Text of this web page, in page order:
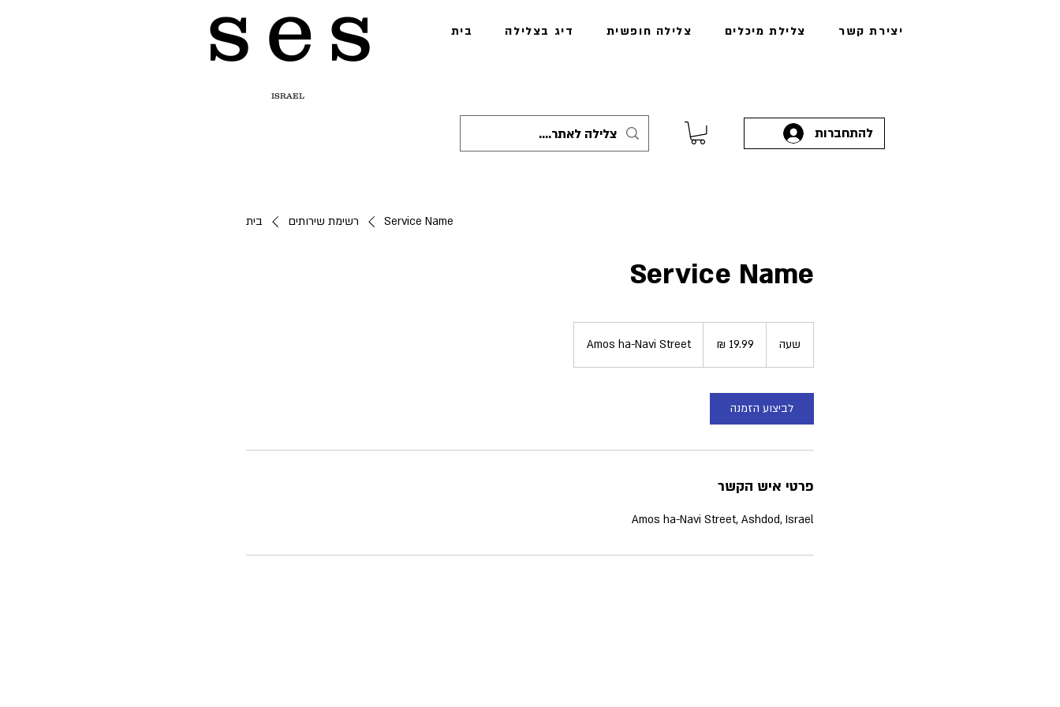
s e s
ISRAEL
בית דיג בצלילה צלילה חופשית צלילת מיכלים יצירת קשר
להתחברות
בית רשימת שירותים Service Name
Service Name
שעה
חדשים
Amos ha-Navi Street
לביצוע הזמנה
פרטי איש הקשר
Amos ha-Navi Street, Ashdod, Israel